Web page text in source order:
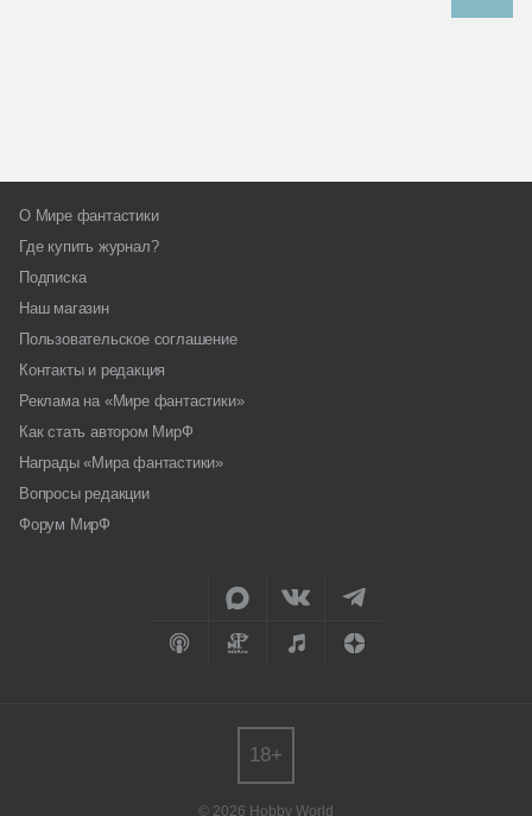
О Мире фантастики
Где купить журнал?
Подписка
Наш магазин
Пользовательское соглашение
Контакты и редакция
Реклама на «Мире фантастики»
Как стать автором МирФ
Награды «Мира фантастики»
Вопросы редакции
Форум МирФ
© 2026 Hobby World
18+